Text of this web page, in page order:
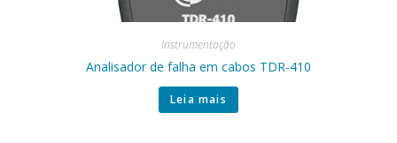
Instrumentação
Analisador de falha em cabos TDR-410
Leia mais